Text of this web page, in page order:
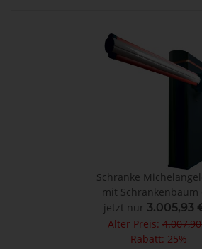
Schranke
mit Schrankenbaum
jetzt nur 3.005,93
Alter Preis:
Rabatt: 25%